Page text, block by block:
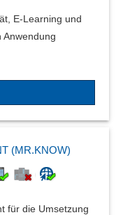
E-Learning und
Anwendung
(MR.KNOW)
für die Umsetzung